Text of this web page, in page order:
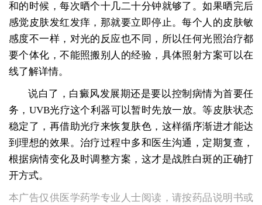
和的时候，每次晒个十几二十分钟就够了。如果晒完后
感觉皮肤发红发痒，那就要立即停止。每个人的皮肤敏
感度不一样，对光的反应也不同，所以任何光照治疗都
要个体化，不能照搬别人的经验，具体照射方案可以在
线了解详情。
说白了，白癜风发展期还是要以控制病情为首要任
务，UVB光疗这个利器可以暂时先放一放。等皮肤状态
稳定了，再借助光疗来恢复肤色，这样循序渐进才能达
到理想的效果。治疗过程中多和医生沟通，定期复查，
根据病情变化及时调整方案，这才是战胜白斑的正确打
开方式。
本广告仅供医学药学专业人士阅读，请按药品说明书或